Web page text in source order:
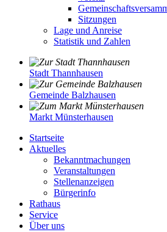
Sitzungen
Lage und Anreise
Statistik und Zahlen
Stadt Thannhausen
Gemeinde Balzhausen
Markt Münsterhausen
Startseite
Aktuelles
Bekanntmachungen
Veranstaltungen
Stellenanzeigen
Bürgerinfo
Rathaus
Service
Über uns